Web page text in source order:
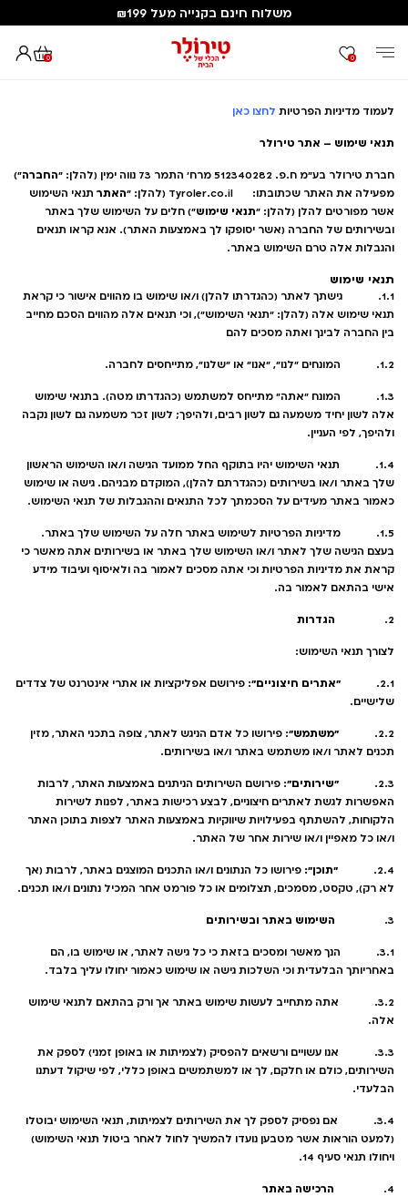
משלוח חינם בקנייה מעל ₪199
0 0
דף הבית
לעמוד מדיניות הפרטיות לחצו כאן
תנאי שימוש – אתר טירולר
חברת טירולר בע"מ ח.פ. 512340282 מרח' התמר 73 נווה ימין (להלן: " החברה")
מפעילה את האתר שכתובתו: Tyroler.co.il (להלן: "
האתר תנאי השימוש
אשר מפורטים להלן (להלן: "תנאי שימוש") חלים על השימוש שלך באתר
ובשירותים של החברה (אשר יסופקו לך באמצעות האתר). אנא קראו תנאים
והגבלות אלה טרם השימוש באתר.
תנאי שימוש
1.1. גישתך לאתר (כהגדרתו להלן) ו/או שימוש בו מהווים אישור כי קראת
תנאי שימוש אלה (להלן: "תנאי השימוש"), וכי תנאים אלה מהווים הסכם מחייב
בין החברה לבינך ואתה מסכים להם
1.2. המונחים "לנו", "אנו" או "שלנו", מתייחסים לחברה.
1.3. המונח "אתה" מתייחס למשתמש (כהגדרתו מטה). בתנאי שימוש
אלה לשון יחיד משמעה גם לשון רבים, ולהיפך; לשון זכר משמעה גם לשון נקבה
ולהיפך, לפי העניין.
1.4. תנאי השימוש יהיו בתוקף החל ממועד הגישה ו/או השימוש הראשון
שלך באתר ו/או בשירותים (כהגדרתם להלן), המוקדם מבניהם. גישה או שימוש
כאמור באתר מעידים על הסכמתך לכל התנאים וההגבלות של תנאי השימוש.
1.5. מדיניות הפרטיות לשימוש באתר חלה על השימוש שלך באתר.
בעצם הגישה שלך לאתר ו/או השימוש שלך באתר או בשירותים אתה מאשר כי
קראת את מדיניות הפרטיות וכי אתה מסכים לאמור בה ולאיסוף ועיבוד מידע
אישי בהתאם לאמור בה.
2. הגדרות
לצורך תנאי השימוש:
2.1. "אתרים חיצוניים": פירושם אפליקציות או אתרי אינטרנט של צדדים
שלישיים.
2.2. "משתמש": פירושו כל אדם הניגש לאתר, צופה בתכני האתר, מזין
תכנים לאתר ו/או משתמש באתר ו/או בשירותים.
2.3. "שירותים": פירושם השירותים הניתנים באמצעות האתר, לרבות
האפשרות לגשת לאתרים חיצוניים, לבצע רכישות באתר, לפנות לשירות
הלקוחות, להשתתף בפעילויות שיווקיות באמצעות האתר לצפות בתוכן האתר
ו/או כל מאפיין ו/או שירות אחר של האתר.
2.4. "תוכן": פירושו כל הנתונים ו/או התכנים המוצגים באתר, לרבות (אך
לא רק), טקסט, מסמכים, תצלומים או כל פורמט אחר המכיל נתונים ו/או תכנים.
3. השימוש באתר ובשירותים
3.1. הנך מאשר ומסכים בזאת כי כל גישה לאתר, או שימוש בו, הם
באחריותך הבלעדית וכי השלכות גישה או שימוש כאמור יחולו עליך בלבד.
3.2. אתה מתחייב לעשות שימוש באתר אך ורק בהתאם לתנאי שימוש
אלה.
3.3. אנו עשויים ורשאים להפסיק (לצמיתות או באופן זמני) לספק את
השירותים, כולם או חלקם, לך או למשתמשים באופן כללי, לפי שיקול דעתנו
הבלעדי.
3.4. אם נפסיק לספק לך את השירותים לצמיתות, תנאי השימוש יבוטלו
(למעט הוראות אשר מטבען נועדו להמשיך לחול לאחר ביטול תנאי השימוש)
ויחולו תנאי סעיף ‎14.
4. הרכישה באתר